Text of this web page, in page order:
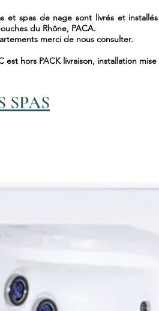
et spas de nage sont livrés et
du Rhône, PACA.
merci de nous consulter.
est hors PACK livraison, installation
SPAS